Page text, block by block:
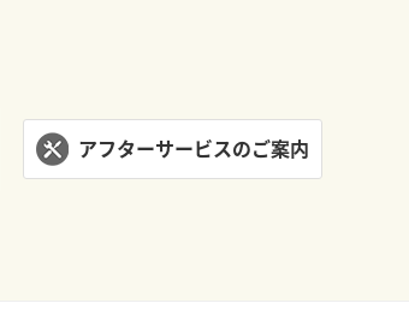
アフターサービスのご案内